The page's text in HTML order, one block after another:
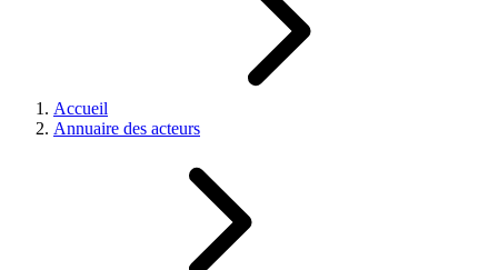
Accueil
Annuaire des acteurs